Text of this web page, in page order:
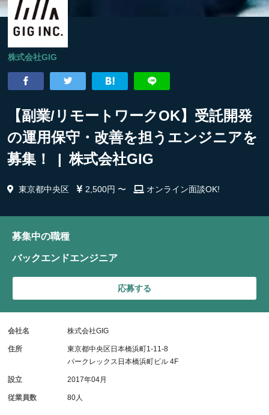
株式会社GIG
【副業/リモートワークOK】受託開発
の運用保守・改善を担うエンジニアを
募集！ | 株式会社GIG
東京都中央区 2,500円 〜 オンライン面談OK!
募集中の職種
バックエンドエンジニア
応募する
会社名 株式会社GIG
住所
東京都中央区日本橋浜町1-11-8
パークレックス日本橋浜町ビル 4F
設立 2017年04月
従業員数 80人